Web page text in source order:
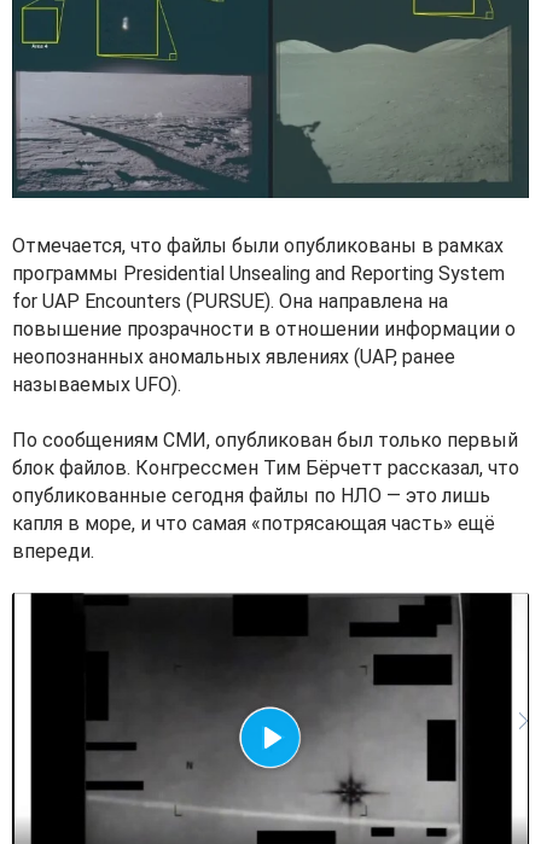
Отмечается, что файлы были опубликованы в рамках
программы Presidential Unsealing and Reporting System
for UAP Encounters (PURSUE). Она направлена на
повышение прозрачности в отношении информации о
неопознанных аномальных явлениях (UAP, ранее
называемых UFO).
По сообщениям СМИ, опубликован был только первый
блок файлов. Конгрессмен Тим Бёрчетт рассказал, что
опубликованные сегодня файлы по НЛО — это лишь
капля в море, и что самая «потрясающая часть» ещё
впереди.
В
с